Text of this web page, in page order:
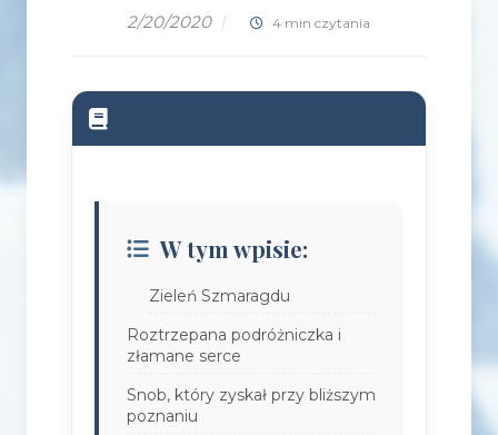
2/20/2020 | 4 min czytania
W tym wpisie:
Zieleń Szmaragdu
Roztrzepana podróżniczka i
złamane serce
Snob, który zyskał przy bliższym
poznaniu